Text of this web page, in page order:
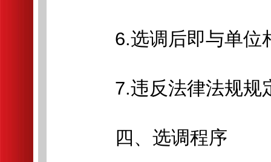
6.选调后即与单位
7.违反法律法规规
四、选调程序